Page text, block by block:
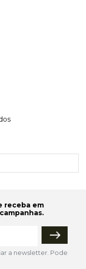
receba em
a newsletter. Pode